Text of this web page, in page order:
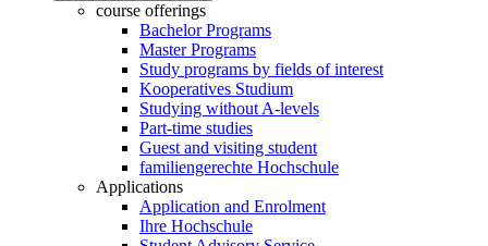
course offerings
Bachelor Programs
Master Programs
Study programs by fields of interest
Kooperatives Studium
Studying without A-levels
Part-time studies
Guest and visiting student
familiengerechte Hochschule
Applications
Application and Enrolment
Ihre Hochschule